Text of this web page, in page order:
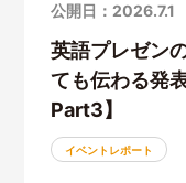
公開日：2026.7.1
英語プレゼン
ても伝わる発
Part3】
イベントレポート